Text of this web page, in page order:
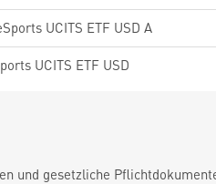
UCITS ETF USD A
UCITS ETF USD
und gesetzliche